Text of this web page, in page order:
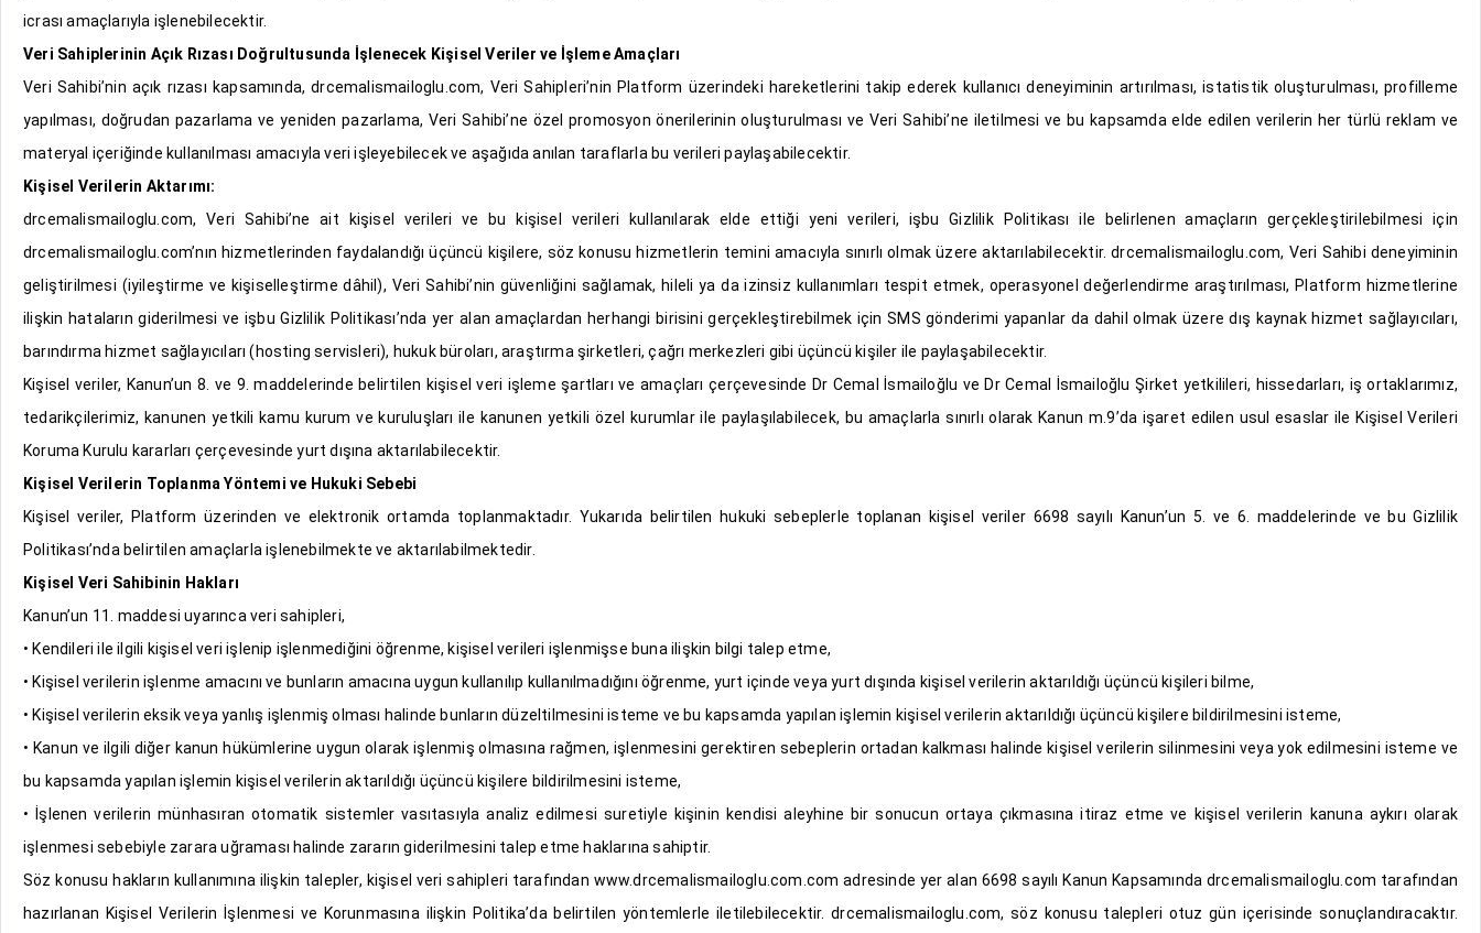
icrası amaçlarıyla işlenebilecektir.
Veri Sahiplerinin Açık Rızası Doğrultusunda İşlenecek Kişisel Veriler ve İşleme Amaçları
Veri Sahibi’nin açık rızası kapsamında, drcemalismailoglu.com, Veri Sahipleri’nin Platform üzerindeki hareketlerini takip ederek kullanıcı deneyiminin artırılması, istatistik oluşturulması, profilleme
yapılması, doğrudan pazarlama ve yeniden pazarlama, Veri Sahibi’ne özel promosyon önerilerinin oluşturulması ve Veri Sahibi’ne iletilmesi ve bu kapsamda elde edilen verilerin her türlü reklam ve
materyal içeriğinde kullanılması amacıyla veri işleyebilecek ve aşağıda anılan taraflarla bu verileri paylaşabilecektir.
Kişisel Verilerin Aktarımı:
drcemalismailoglu.com, Veri Sahibi’ne ait kişisel verileri ve bu kişisel verileri kullanılarak elde ettiği yeni verileri, işbu Gizlilik Politikası ile belirlenen amaçların gerçekleştirilebilmesi için
drcemalismailoglu.com’nın hizmetlerinden faydalandığı üçüncü kişilere, söz konusu hizmetlerin temini amacıyla sınırlı olmak üzere aktarılabilecektir. drcemalismailoglu.com, Veri Sahibi deneyiminin
geliştirilmesi (iyileştirme ve kişiselleştirme dâhil), Veri Sahibi’nin güvenliğini sağlamak, hileli ya da izinsiz kullanımları tespit etmek, operasyonel değerlendirme araştırılması, Platform hizmetlerine
ilişkin hataların giderilmesi ve işbu Gizlilik Politikası’nda yer alan amaçlardan herhangi birisini gerçekleştirebilmek için SMS gönderimi yapanlar da dahil olmak üzere dış kaynak hizmet sağlayıcıları,
barındırma hizmet sağlayıcıları (hosting servisleri), hukuk büroları, araştırma şirketleri, çağrı merkezleri gibi üçüncü kişiler ile paylaşabilecektir.
Kişisel veriler, Kanun’un 8. ve 9. maddelerinde belirtilen kişisel veri işleme şartları ve amaçları çerçevesinde Dr Cemal İsmailoğlu ve Dr Cemal İsmailoğlu Şirket yetkilileri, hissedarları, iş ortaklarımız,
tedarikçilerimiz, kanunen yetkili kamu kurum ve kuruluşları ile kanunen yetkili özel kurumlar ile paylaşılabilecek, bu amaçlarla sınırlı olarak Kanun m.9’da işaret edilen usul esaslar ile Kişisel Verileri
Koruma Kurulu kararları çerçevesinde yurt dışına aktarılabilecektir.
Kişisel Verilerin Toplanma Yöntemi ve Hukuki Sebebi
Kişisel veriler, Platform üzerinden ve elektronik ortamda toplanmaktadır. Yukarıda belirtilen hukuki sebeplerle toplanan kişisel veriler 6698 sayılı Kanun’un 5. ve 6. maddelerinde ve bu Gizlilik
Politikası’nda belirtilen amaçlarla işlenebilmekte ve aktarılabilmektedir.
Kişisel Veri Sahibinin Hakları
Kanun’un 11. maddesi uyarınca veri sahipleri,
• Kendileri ile ilgili kişisel veri işlenip işlenmediğini öğrenme, kişisel verileri işlenmişse buna ilişkin bilgi talep etme,
• Kişisel verilerin işlenme amacını ve bunların amacına uygun kullanılıp kullanılmadığını öğrenme, yurt içinde veya yurt dışında kişisel verilerin aktarıldığı üçüncü kişileri bilme,
• Kişisel verilerin eksik veya yanlış işlenmiş olması halinde bunların düzeltilmesini isteme ve bu kapsamda yapılan işlemin kişisel verilerin aktarıldığı üçüncü kişilere bildirilmesini isteme,
• Kanun ve ilgili diğer kanun hükümlerine uygun olarak işlenmiş olmasına rağmen, işlenmesini gerektiren sebeplerin ortadan kalkması halinde kişisel verilerin silinmesini veya yok edilmesini isteme ve
bu kapsamda yapılan işlemin kişisel verilerin aktarıldığı üçüncü kişilere bildirilmesini isteme,
• İşlenen verilerin münhasıran otomatik sistemler vasıtasıyla analiz edilmesi suretiyle kişinin kendisi aleyhine bir sonucun ortaya çıkmasına itiraz etme ve kişisel verilerin kanuna aykırı olarak
işlenmesi sebebiyle zarara uğraması halinde zararın giderilmesini talep etme haklarına sahiptir.
Söz konusu hakların kullanımına ilişkin talepler, kişisel veri sahipleri tarafından www.drcemalismailoglu.com.com adresinde yer alan 6698 sayılı Kanun Kapsamında drcemalismailoglu.com tarafından
hazırlanan Kişisel Verilerin İşlenmesi ve Korunmasına ilişkin Politika’da belirtilen yöntemlerle iletilebilecektir. drcemalismailoglu.com, söz konusu talepleri otuz gün içerisinde sonuçlandıracaktır.